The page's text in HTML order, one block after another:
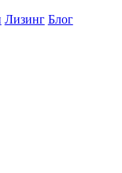
Лизинг Блог